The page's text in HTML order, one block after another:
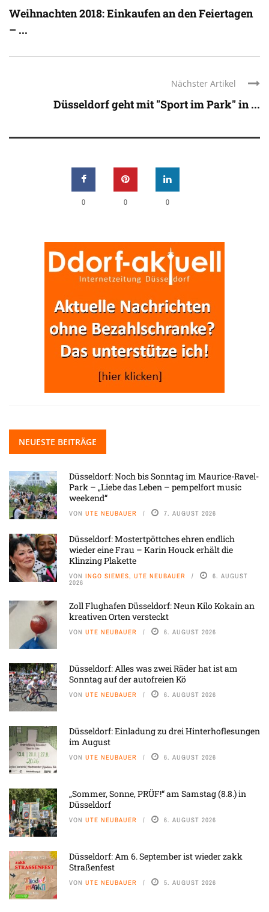
Weihnachten 2018: Einkaufen an den Feiertagen
– ...
Nächster Artikel
Düsseldorf geht mit "Sport im Park" in ...
0 0 0
NEUESTE BEITRÄGE
Düsseldorf: Noch bis Sonntag im Maurice-Ravel-
Park – „Liebe das Leben – pempelfort music
weekend“
VON UTE NEUBAUER 7. AUGUST 2026
Düsseldorf: Mostertpöttches ehren endlich
wieder eine Frau – Karin Houck erhält die
Klinzing Plakette
VON INGO SIEMES, UTE NEUBAUER 6. AUGUST
2026
Zoll Flughafen Düsseldorf: Neun Kilo Kokain an
kreativen Orten versteckt
VON UTE NEUBAUER 6. AUGUST 2026
Düsseldorf: Alles was zwei Räder hat ist am
Sonntag auf der autofreien Kö
VON UTE NEUBAUER 6. AUGUST 2026
Düsseldorf: Einladung zu drei Hinterhoflesungen
im August
VON UTE NEUBAUER 6. AUGUST 2026
„Sommer, Sonne, PRÜF!“ am Samstag (8.8.) in
Düsseldorf
VON UTE NEUBAUER 6. AUGUST 2026
Düsseldorf: Am 6. September ist wieder zakk
Straßenfest
VON UTE NEUBAUER 5. AUGUST 2026